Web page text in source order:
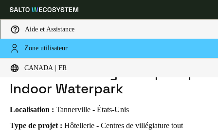
Aide et Assistance
Zone utilisateur
CANADA | FR
Sélectionnez vos paramètres de localisation et de langue
Global Europe North America
Canada|Français
HOME SECTEURS
CAMELBACK LODGE & AQUATOPIA INDOOR WATERPARK
Camelback Lodge & Aquatopia
Indoor Waterpark
Localisation : Tannerville - États-Unis
Type de projet : Hôtellerie - Centres de villégiature tout